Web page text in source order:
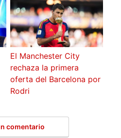
El Manchester City
rechaza la primera
oferta del Barcelona por
Rodri
comentario